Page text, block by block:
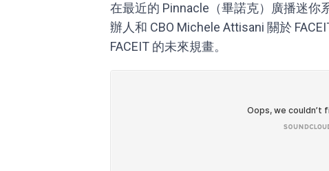
在最近的 Pinnacle（畢諾克）廣播迷你
辦人和 CBO Michele Attisani 關於
FACEIT 的未來規畫。